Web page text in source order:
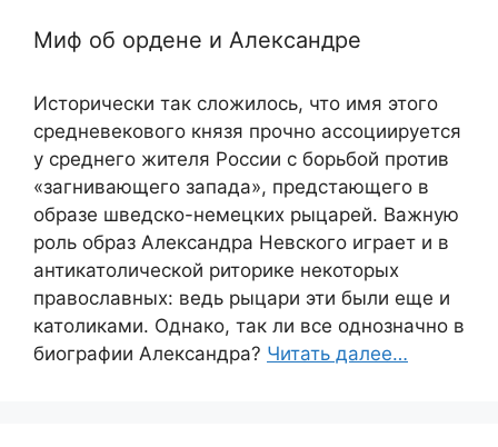
Миф об ордене и Александре
Исторически так сложилось, что имя этого
средневекового князя прочно ассоциируется
у среднего жителя России с борьбой против
«загнивающего запада», предстающего в
образе шведско-немецких рыцарей. Важную
роль образ Александра Невского играет и в
антикатолической риторике некоторых
православных: ведь рыцари эти были еще и
католиками. Однако, так ли все однозначно в
биографии Александра? Читать далее…